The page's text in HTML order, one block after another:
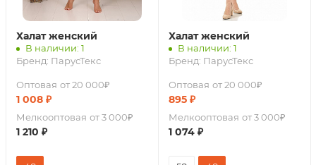
Халат женский
В наличии: 1
Бренд: ПарусТекс
Оптовая от 20 000₽
1 008 ₽
Мелкооптовая от 3 000₽
1 210 ₽
Халат женский
В наличии: 1
Бренд: ПарусТекс
Оптовая от 20 000₽
895 ₽
Мелкооптовая от 3 000₽
1 074 ₽